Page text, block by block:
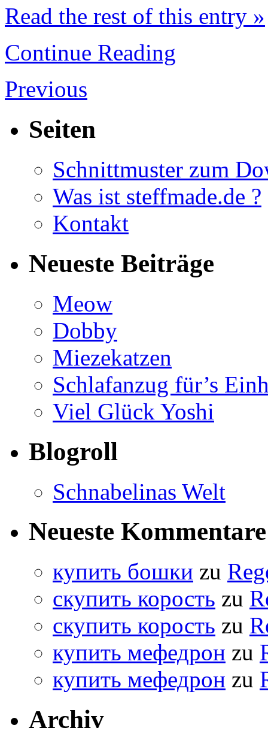
Read the rest of this entry »
Continue Reading
Previous
Seiten
Schnittmuster zum
Was ist steffmade.de ?
Kontakt
Neueste Beiträge
Meow
Dobby
Miezekatzen
Schlafanzug für’s
Viel Glück Yoshi
Blogroll
Schnabelinas Welt
Neueste Kommentare
купить бошки zu
скупить корость zu
скупить корость zu
купить мефедрон zu
купить мефедрон zu
Archiv